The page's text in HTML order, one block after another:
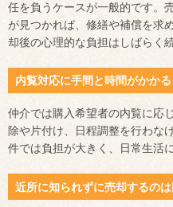
任を負うケースが一般的です。
が見つかれば、修繕や補償を求
却後の心理的な負担はしばらく
内覧対応に手間と時間がかかる
仲介では購入希望者の内覧に応
除や片付け、日程調整を行わな
件では負担が大きく、日常生活
近所に知られずに売却するの